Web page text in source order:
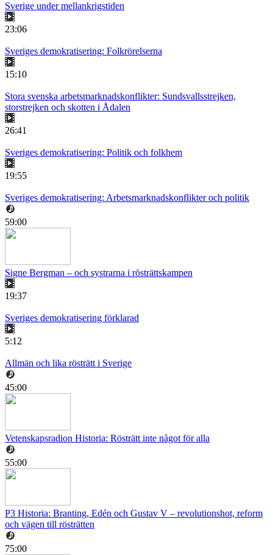
Sverige under mellankrigstiden
23:06
Sveriges demokratisering: Folkrörelserna
15:10
Stora svenska arbetsmarknadskonflikter: Sundsvallsstrejken,
storstrejken och skotten i Ådalen
26:41
Sveriges demokratisering: Politik och folkhem
19:55
Sveriges demokratisering: Arbetsmarknadskonflikter och politik
59:00
Signe Bergman – och systrarna i rösträttskampen
19:37
Sveriges demokratisering förklarad
5:12
Allmän och lika rösträtt i Sverige
45:00
Vetenskapsradion Historia: Rösträtt inte något för alla
55:00
P3 Historia: Branting, Edén och Gustav V – revolutionshot, reform
och vägen till rösträtten
75:00